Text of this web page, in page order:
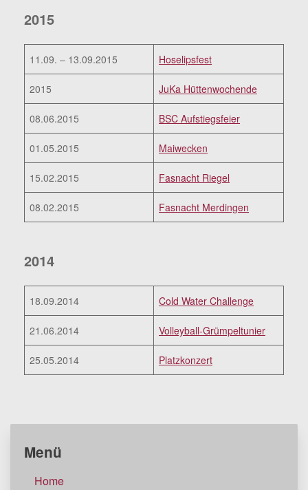
2015
11.09. – 13.09.2015 Hoselipsfest
2015 JuKa Hüttenwochende
08.06.2015 BSC Aufstiegsfeier
01.05.2015 Maiwecken
15.02.2015 Fasnacht Riegel
08.02.2015 Fasnacht Merdingen
2014
18.09.2014 Cold Water Challenge
21.06.2014 Volleyball-Grümpeltunier
25.05.2014 Platzkonzert
Menü
Home